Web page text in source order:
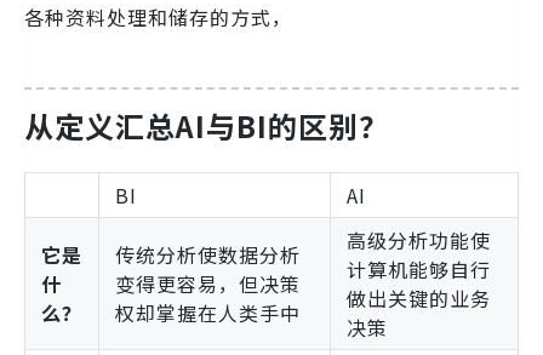
各种资料处理和储存的方式，
从定义汇总AI与BI的区别？
BI AI
它是
什
么？
传统分析使数据分析
变得更容易，但决策
权却掌握在人类手中
高级分析功能使
计算机能够自行
做出关键的业务
决策